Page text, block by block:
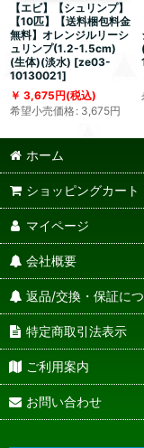
【エビ】【シュリンプ】
【10匹】【送料梱包料金
無料】オレンジルリーシ
ュリンプ(1.2-1.5cm)
(生体)(淡水) [ze03-
10130021]
3,675円(税込)
希望小売価格: 3,675円
ホーム
ショッピングカート
マイページ
会社概要
返品/交換・保証に
特定商取引法表示
ご利用案内
お問い合わせ